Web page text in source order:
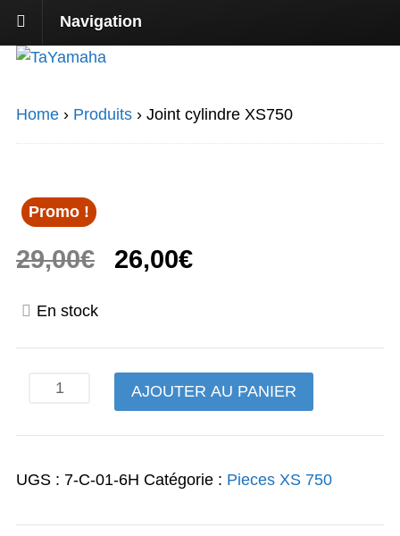
Navigation
Home › Produits › Joint cylindre XS750
Promo !
29,00€
Le
était :
29,00€.
26,00€Le
est :
26,00€.
En stock
quantité
Joint
XS750
AJOUTER AU PANIER
UGS : 7-C-01-6H Catégorie : Pieces XS 750